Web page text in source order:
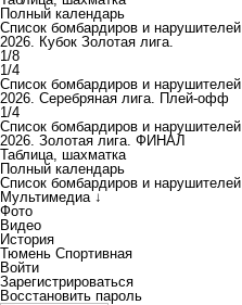
Полный календарь
Список бомбардиров и нарушителей
2026. Кубок Золотая лига.
1/8
1/4
Список бомбардиров и нарушителей
2026. Серебряная лига. Плей-офф
1/4
Список бомбардиров и нарушителей
2026. Золотая лига. ФИНАЛ
Таблица, шахматка
Полный календарь
Список бомбардиров и нарушителей
Мультимедиа ↓
Фото
Видео
История
Тюмень Спортивная
Войти
Зарегистрироваться
Восстановить пароль